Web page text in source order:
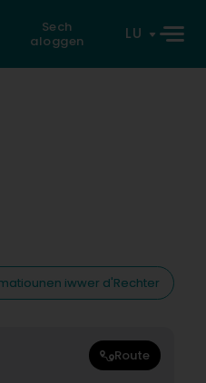
Sech
aloggen
LU
iwwer d'Rechter
Route